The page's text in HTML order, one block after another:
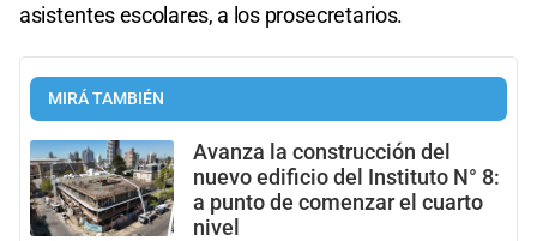
asistentes escolares, a los prosecretarios.
MIRÁ TAMBIÉN
Avanza la construcción del
nuevo edificio del Instituto N° 8:
a punto de comenzar el cuarto
nivel